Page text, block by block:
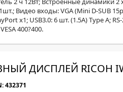
Видео входы: VGA (Mini D-SUB
х1; USB3.0: 6 шт. (1.5A) Type A; RS-
400?400.
ДИСПЛЕЙ RICOH
432371